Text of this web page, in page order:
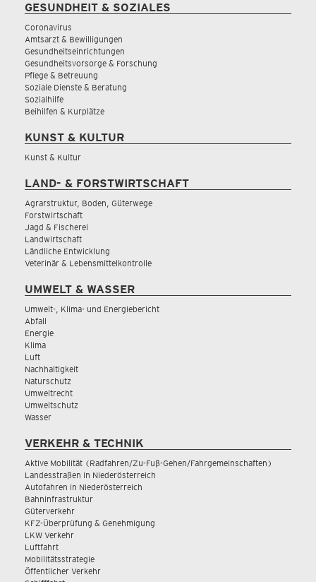
GESUNDHEIT & SOZIALES
Coronavirus
Amtsarzt & Bewilligungen
Gesundheitseinrichtungen
Gesundheitsvorsorge & Forschung
Pflege & Betreuung
Soziale Dienste & Beratung
Sozialhilfe
Beihilfen & Kurplätze
KUNST & KULTUR
Kunst & Kultur
LAND- & FORSTWIRTSCHAFT
Agrarstruktur, Boden, Güterwege
Forstwirtschaft
Jagd & Fischerei
Landwirtschaft
Ländliche Entwicklung
Veterinär & Lebensmittelkontrolle
UMWELT & WASSER
Umwelt-, Klima- und Energiebericht
Abfall
Energie
Klima
Luft
Nachhaltigkeit
Naturschutz
Umweltrecht
Umweltschutz
Wasser
VERKEHR & TECHNIK
Aktive Mobilität (Radfahren/Zu-Fuß-Gehen/Fahrgemeinschaften)
Landesstraßen in Niederösterreich
Autofahren in Niederösterreich
Bahninfrastruktur
Güterverkehr
KFZ-Überprüfung & Genehmigung
LKW Verkehr
Luftfahrt
Mobilitätsstrategie
Öffentlicher Verkehr